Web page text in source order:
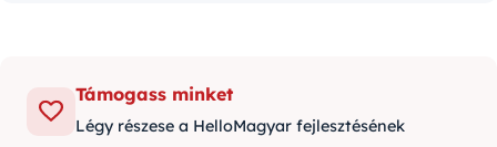
Támogass minket
Légy részese a HelloMagyar fejlesztésének